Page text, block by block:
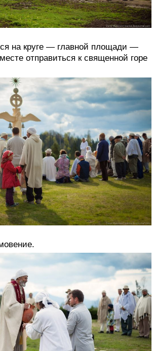
на круге — главной площади —
отправиться к священной горе